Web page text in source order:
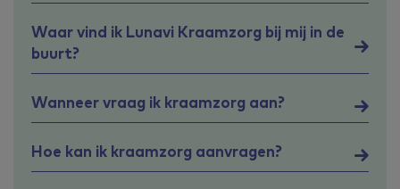
Waar vind ik Lunavi Kraamzorg bij mij in de
buurt?
Wanneer vraag ik kraamzorg aan?
Hoe kan ik kraamzorg aanvragen?